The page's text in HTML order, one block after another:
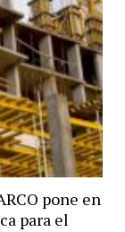
pone en
para el